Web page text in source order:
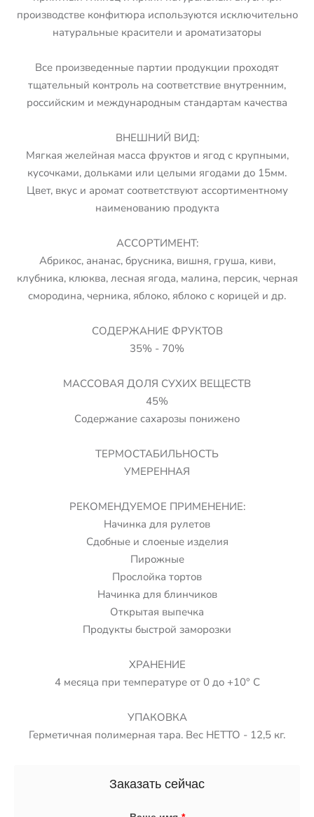
производстве конфитюра используются исключительно
натуральные красители и ароматизаторы
Все произведенные партии продукции проходят
тщательный контроль на соответствие внутренним,
российским и международным стандартам качества
ВНЕШНИЙ ВИД:
Мягкая желейная масса фруктов и ягод с крупными,
кусочками, дольками или целыми ягодами до 15мм.
Цвет, вкус и аромат соответствуют ассортиментному
наименованию продукта
АССОРТИМЕНТ:
Абрикос, ананас, брусника, вишня, груша, киви,
клубника, клюква, лесная ягода, малина, персик, черная
смородина, черника, яблоко, яблоко с корицей и др.
СОДЕРЖАНИЕ ФРУКТОВ
35% - 70%
МАССОВАЯ ДОЛЯ СУХИХ ВЕЩЕСТВ
45%
Содержание сахарозы понижено
ТЕРМОСТАБИЛЬНОСТЬ
УМЕРЕННАЯ
РЕКОМЕНДУЕМОЕ ПРИМЕНЕНИЕ:
Начинка для рулетов
Сдобные и слоеные изделия
Пирожные
Прослойка тортов
Начинка для блинчиков
Открытая выпечка
Продукты быстрой заморозки
ХРАНЕНИЕ
4 месяца при температуре от 0 до +10° С
УПАКОВКА
Герметичная полимерная тара. Вес НЕТТО - 12,5 кг.
Заказать сейчас